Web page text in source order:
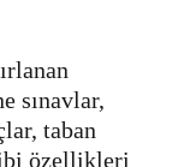
sınavlar,
taban
özellikleri